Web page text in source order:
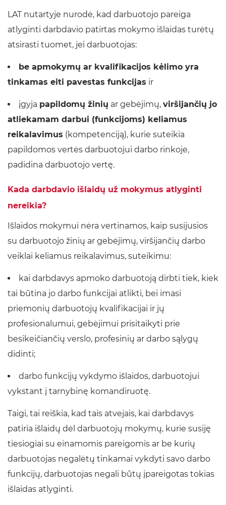
LAT nutartyje nurodė, kad darbuotojo pareiga
atlyginti darbdavio patirtas mokymo išlaidas turėtų
atsirasti tuomet, jei darbuotojas:
be apmokymų ar kvalifikacijos kėlimo yra
tinkamas eiti pavestas funkcijas ir
įgyja papildomų žinių ar gebėjimų, viršijančių jo
atliekamam darbui (funkcijoms) keliamus
reikalavimus (kompetenciją), kurie suteikia
papildomos vertės darbuotojui darbo rinkoje,
padidina darbuotojo vertę.
Kada darbdavio išlaidų už mokymus atlyginti
nereikia?
Išlaidos mokymui nėra vertinamos, kaip susijusios
su darbuotojo žinių ar gebėjimų, viršijančių darbo
veiklai keliamus reikalavimus, suteikimu:
kai darbdavys apmoko darbuotoją dirbti tiek, kiek
tai būtina jo darbo funkcijai atlikti, bei imasi
priemonių darbuotojų kvalifikacijai ir jų
profesionalumui, gebėjimui prisitaikyti prie
besikeičiančių verslo, profesinių ar darbo sąlygų
didinti;
darbo funkcijų vykdymo išlaidos, darbuotojui
vykstant į tarnybinę komandiruotę.
Taigi, tai reiškia, kad tais atvejais, kai darbdavys
patiria išlaidų dėl darbuotojų mokymų, kurie susiję
tiesiogiai su einamomis pareigomis ar be kurių
darbuotojas negalėtų tinkamai vykdyti savo darbo
funkcijų, darbuotojas negali būtų įpareigotas tokias
išlaidas atlyginti.